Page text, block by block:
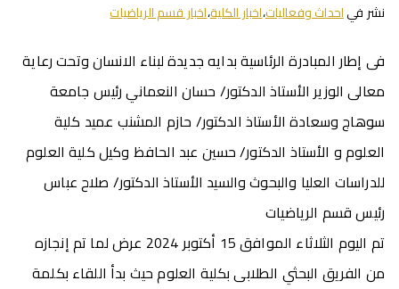
نشر فياحداث وفعاليات،اخبار الكلية،اخبار قسم الرياضيات
فى إطار المبادرة الرئاسية بدايه جديدة لبناء الانسان وتحت رعاية
معالى الوزير الأستاذ الدكتور/ حسان النعماني رئيس جامعة
سوهاج وسعادة الأستاذ الدكتور/ حازم المشنب عميد كلية
العلوم و الأستاذ الدكتور/ حسين عبد الحافظ وكيل كلية العلوم
للدراسات العليا والبحوث والسيد الأستاذ الدكتور/ صلاح عباس
رئيس قسم الرياضيات
تم اليوم الثلاثاء الموافق 15 أكتوبر 2024 عرض لما تم إنجازه
من الفريق البحثي الطلابى بكلية العلوم حيث بدأ اللقاء بكلمة